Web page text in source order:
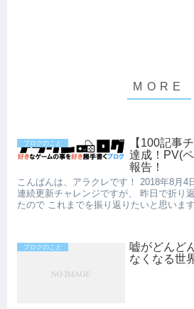
ブログのこと
【100記事
達成！PV(
報告！
こんばんは、アラクレです！ 2018年8月4
連続更新チャレンジですが、 昨日で折り
たので これまでを振り返りたいと思いま
ブログのこと
嘘がどんど
なくなる世